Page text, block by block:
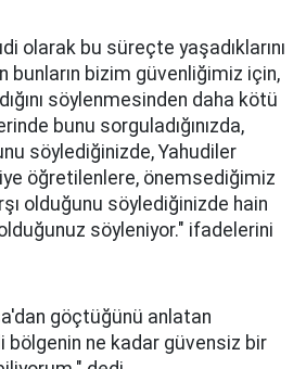
olarak bu süreçte yaşadıklarını
bunların bizim güvenliğimiz için,
söylenmesinden daha kötü
bunu sorguladığınızda,
söylediğinizde, Yahudiler
öğretilenlere, önemsediğimiz
olduğunu söylediğinizde hain
söyleniyor." ifadelerini
göçtüğünü anlatan
bölgenin ne kadar güvensiz bir